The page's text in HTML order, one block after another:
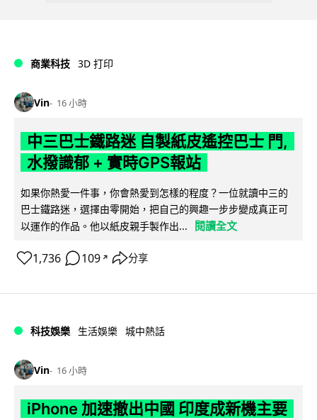
商業科技 3D 打印
Vin 16 小時
中三巴士鐵路迷 自製紙皮遙控巴士 門,
水撥識郁 + 實時GPS報站
如果你熱愛一件事，你會熱愛到怎樣的程度？一位就讀中三的
巴士鐵路迷，選擇由零開始，把自己的興趣一步步變成真正可
以運作的作品。他以紙皮親手製作出...
閱讀全文
1,736 109 ↗ 分享
科技娛樂 生活娛樂 城中熱話
Vin 16 小時
iPhone 加速撤出中國 印度成新機主要